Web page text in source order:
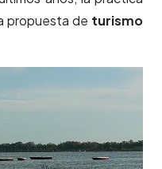
propuesta de turismo